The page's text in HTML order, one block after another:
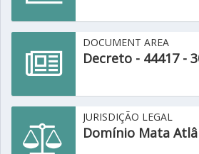
DOCUMENT AREA
Decreto - 44417 -
JURISDIÇÃO LEGAL
Domínio Mata